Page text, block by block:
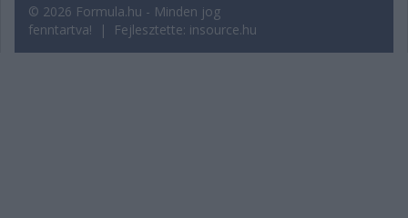
© 2026 Formula.hu - Minden jog
fenntartva! | Fejlesztette: insource.hu